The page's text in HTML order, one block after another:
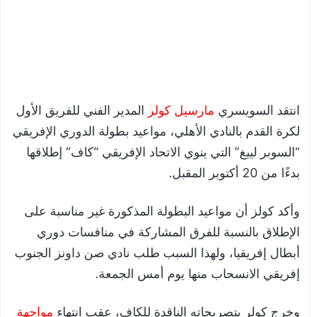
انتقد السويسري مارسيل كولر المدير الفني للفريق الأول
لكرة القدم بالنادي الأهلي، مواعيد بطولة الدوري الإفريقي
“السوبر لييغ” التي ينوي الاتحاد الإفريقي “كاف” إطلاقها
بدءًا من 20 أكتوبر المقبل.
وأكد كولز أن مواعيد البطولة المذكورة غير مناسبة على
الإطلاق بالنسبة للفرق المشاركة في منافسات دوري
أبطال إفريقيا، ولهذا السبب طلب نادي صن داونز الجنوب
إفريقي الانسحاب منها يوم أمس الجمعة.
وخرج كولر بتصريحاته الناقدة للكاف، عقب انتهاء مواجهة